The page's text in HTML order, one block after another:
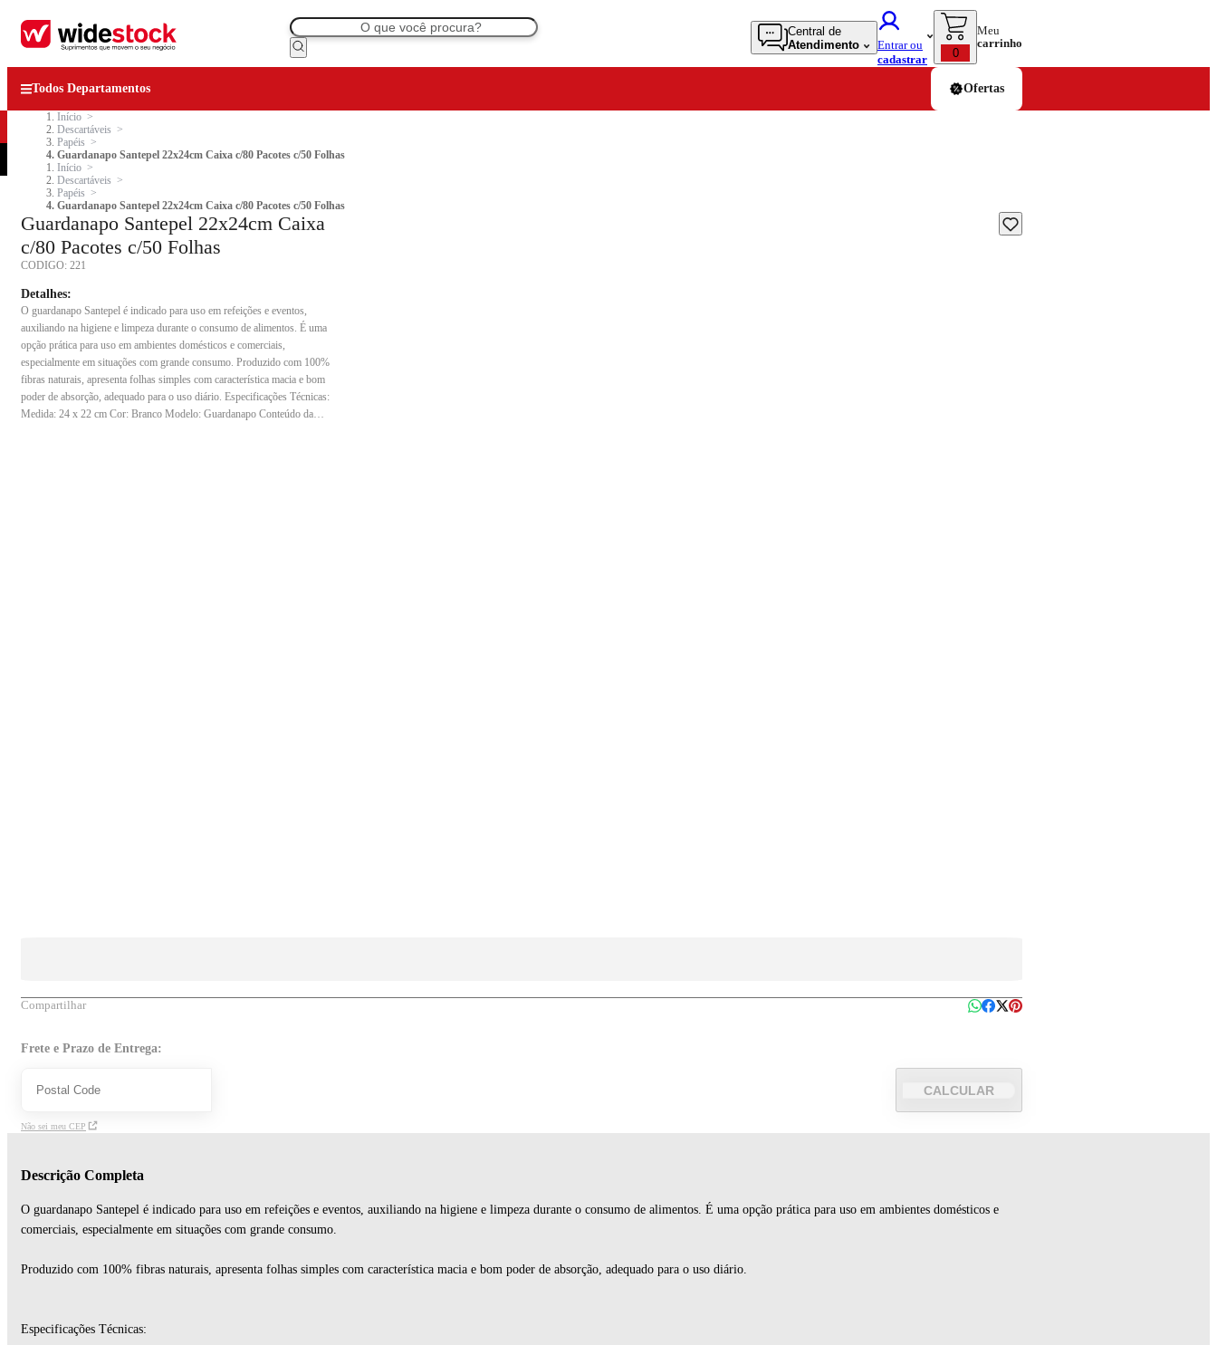
Central de
Atendimento
Entrar ou
cadastrar
0
Meu
carrinho
Todos Departamentos Ofertas
Início
Descartáveis
Papéis
Guardanapo Santepel 22x24cm Caixa c/80 Pacotes c/50 Folhas
Início
Descartáveis
Papéis
Guardanapo Santepel 22x24cm Caixa c/80 Pacotes c/50 Folhas
Guardanapo Santepel 22x24cm Caixa
c/80 Pacotes c/50 Folhas
CODIGO: 221
Detalhes:
O guardanapo Santepel é indicado para uso em refeições e eventos,
auxiliando na higiene e limpeza durante o consumo de alimentos. É uma
opção prática para uso em ambientes domésticos e comerciais,
especialmente em situações com grande consumo. Produzido com 100%
fibras naturais, apresenta folhas simples com característica macia e bom
poder de absorção, adequado para o uso diário. Especificações Técnicas:
Medida: 24 x 22 cm Cor: Branco Modelo: Guardanapo Conteúdo da
Compartilhar
Frete e Prazo de Entrega:
CALCULAR
Não sei meu CEP
Descrição Completa
O guardanapo Santepel é indicado para uso em refeições e eventos, auxiliando na higiene e limpeza durante o consumo de alimentos. É uma opção prática para uso em ambientes domésticos e
comerciais, especialmente em situações com grande consumo.
Produzido com 100% fibras naturais, apresenta folhas simples com característica macia e bom poder de absorção, adequado para o uso diário.
Especificações Técnicas: